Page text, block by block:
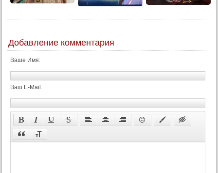
Добавление комментария
Ваше Имя:
Ваш E-Mail: